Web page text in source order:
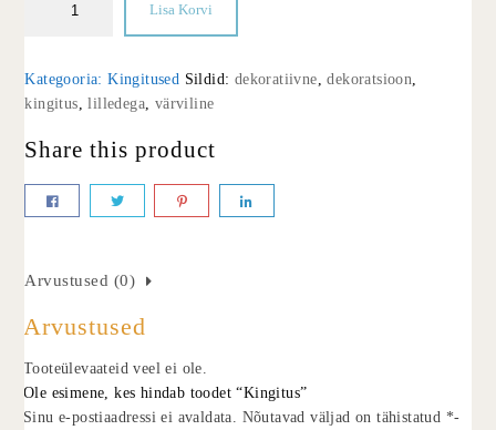
Lisa Korvi
Kategooria:Kingitused Sildid: dekoratiivne,dekoratsioon,
kingitus,lilledega, värviline
Share this product
Arvustused (0)
Arvustused
Tooteülevaateid veel ei ole.
Ole esimene, kes hindab toodet “Kingitus”
Sinu e-postiaadressi ei avaldata. Nõutavad väljad on tähistatud *-